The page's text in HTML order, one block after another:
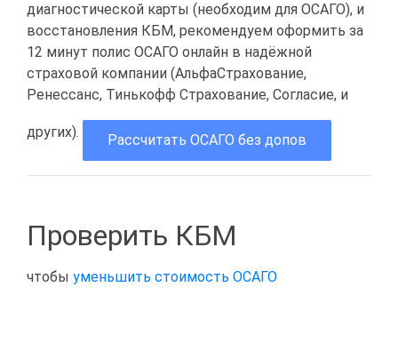
диагностической карты (необходим для ОСАГО), и
восстановления КБМ, рекомендуем оформить за
12 минут полис ОСАГО онлайн в надёжной
страховой компании (АльфаСтрахование,
Ренессанс, Тинькофф Страхование, Согласие, и
других). Рассчитать ОСАГО без допов
Проверить КБМ
чтобы уменьшить стоимость ОСАГО